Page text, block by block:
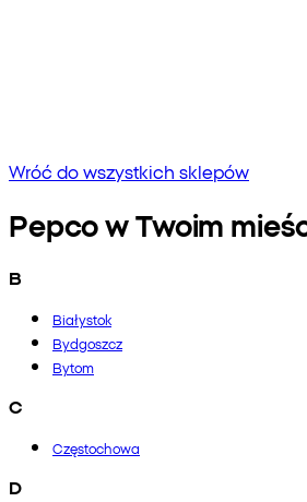
Wróć do wszystkich sklepów
Pepco w Twoim
B
Białystok
Bydgoszcz
Bytom
C
Częstochowa
D